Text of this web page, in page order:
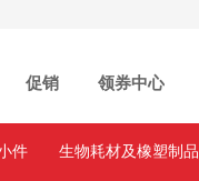
件 生物耗材及橡塑制品
促销 领券中心